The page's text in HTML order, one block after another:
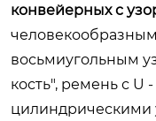
конвейерных с
восьмиугольным
кость", ремень с
цилиндрическими